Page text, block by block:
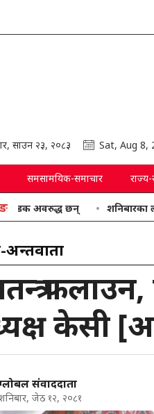
साउन २३, २०८३ Sat, Aug 8,
समसामयिक-समाचार राज्य-
छन् शनिबारका लागि
केसी
संवाददाता
जेठ १२, २०८१